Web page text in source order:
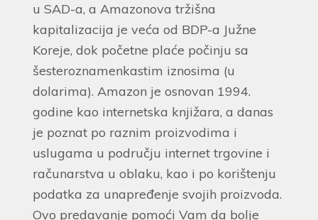
u SAD-a, a Amazonova tržišna
kapitalizacija je veća od BDP-a Južne
Koreje, dok početne plaće počinju sa
šesteroznamenkastim iznosima (u
dolarima). Amazon je osnovan 1994.
godine kao internetska knjižara, a danas
je poznat po raznim proizvodima i
uslugama u području internet trgovine i
računarstva u oblaku, kao i po korištenju
podatka za unapređenje svojih proizvoda.
Ovo predavanje pomoći Vam da bolje